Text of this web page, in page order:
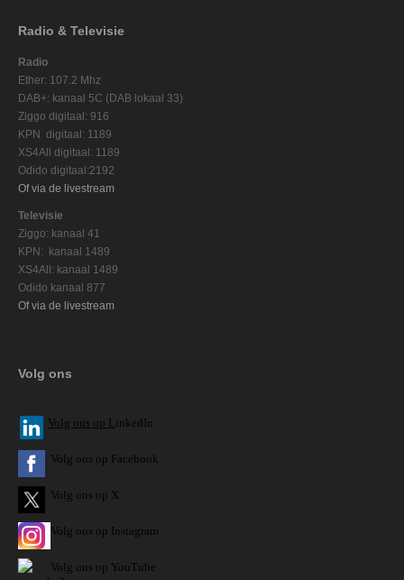
Radio & Televisie
Radio
Ether: 107.2 Mhz
DAB+: kanaal 5C (DAB lokaal 33)
Ziggo digitaal: 916
KPN digitaal: 1189
XS4All digitaal: 1189
Odido digitaal:2192
Of via de livestream
Televisie
Ziggo: kanaal 41
KPN: kanaal 1489
XS4All: kanaal 1489
Odido kanaal 877
Of via de livestream
Volg ons
Volg ons op L inkedIn
Volg ons op Facebook
Volg ons op X
Volg ons op Instagram
Volg ons op YouTube